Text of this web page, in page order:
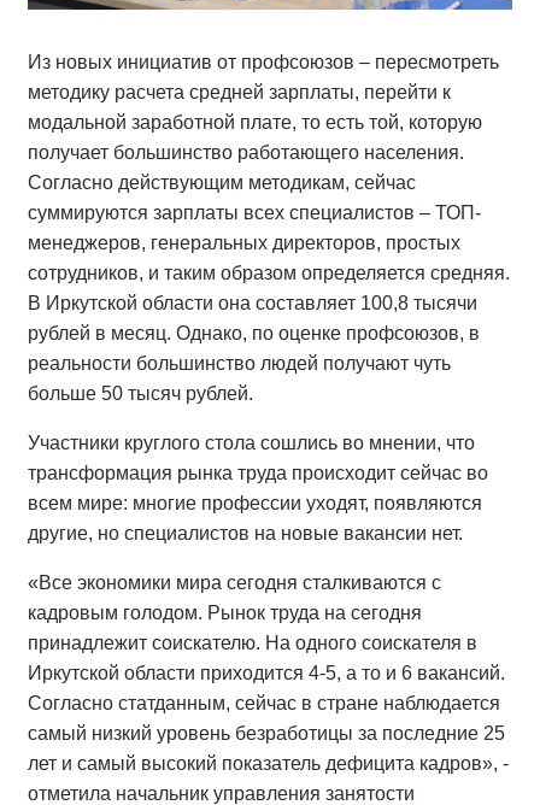
Из новых инициатив от профсоюзов – пересмотреть
методику расчета средней зарплаты, перейти к
модальной заработной плате, то есть той, которую
получает большинство работающего населения.
Согласно действующим методикам, сейчас
суммируются зарплаты всех специалистов – ТОП-
менеджеров, генеральных директоров, простых
сотрудников, и таким образом определяется средняя.
В Иркутской области она составляет 100,8 тысячи
рублей в месяц. Однако, по оценке профсоюзов, в
реальности большинство людей получают чуть
больше 50 тысяч рублей.
Участники круглого стола сошлись во мнении, что
трансформация рынка труда происходит сейчас во
всем мире: многие профессии уходят, появляются
другие, но специалистов на новые вакансии нет.
«Все экономики мира сегодня сталкиваются с
кадровым голодом. Рынок труда на сегодня
принадлежит соискателю. На одного соискателя в
Иркутской области приходится 4-5, а то и 6 вакансий.
Согласно статданным, сейчас в стране наблюдается
самый низкий уровень безработицы за последние 25
лет и самый высокий показатель дефицита кадров», -
отметила начальник управления занятости